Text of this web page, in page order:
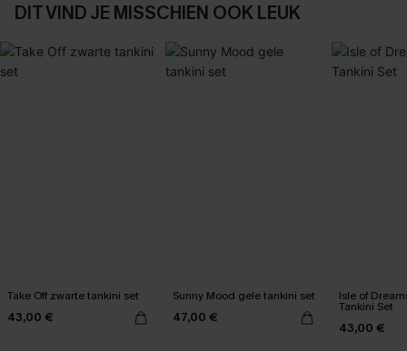
DIT VIND JE MISSCHIEN OOK LEUK
Take Off zwarte tankini set
43,00 €
Sunny Mood gele tankini set
47,00 €
Isle of
Tankini Set
43,00 €